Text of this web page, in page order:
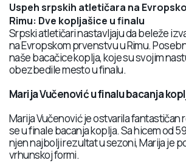
Uspeh srpskih atletičara na
Rimu: Dve kopljašice u finalu
Srpski atletičari nastavljaju da beleže
na Evropskom prvenstvu u Rimu.
naše bacačice koplja, koje su svojim
obezbedile mesto u finalu.
Marija Vučenović u finalu bacanja
Marija Vučenović je ostvarila fantastičan
se u finale bacanja koplja. Sa hicem od
njen najbolji rezultat u sezoni, Marija je
vrhunskoj formi.